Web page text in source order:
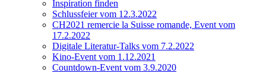
Inspiration finden
Schlussfeier vom 12.3.2022
CH2021 remercie la Suisse romande, Event vom
17.2.2022
Digitale Literatur-Talks vom 7.2.2022
Kino-Event vom 1.12.2021
Countdown-Event vom 3.9.2020